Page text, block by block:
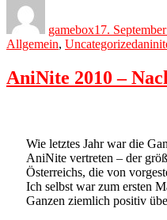
gamebox17.
Allgemein, UncategorizedTags
AniNite 2010 –
Wie letztes Jahr war die
AniNite vertreten – der
Österreichs, die von
Ich selbst war zum ersten
Ganzen ziemlich positiv